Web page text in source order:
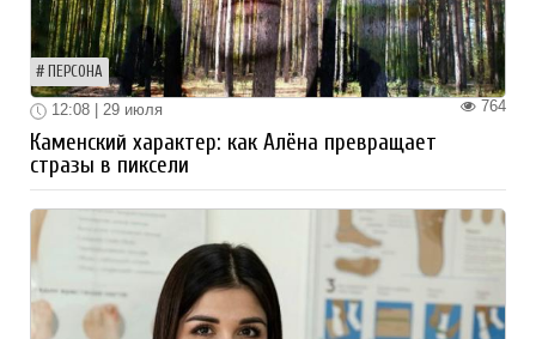
ПЕРСОНА
764
12:08 | 29 июля
Каменский характер: как Алёна превращает
стразы в пиксели